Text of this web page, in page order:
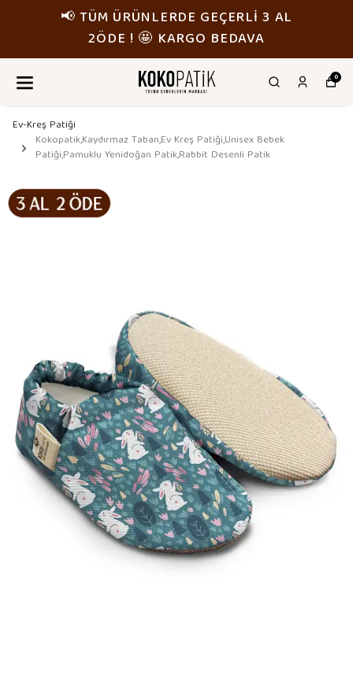
📢 TÜM ÜRÜNLERDE
2ÖDE ! 🤩 KARGO
0
Ev-Kreş Patiği
Kokopatik,Kaydırmaz Taban,Ev Kreş Patiği,Unisex Bebek
Patiği,Pamuklu Yenidoğan Patik,Rabbit Desenli Patik